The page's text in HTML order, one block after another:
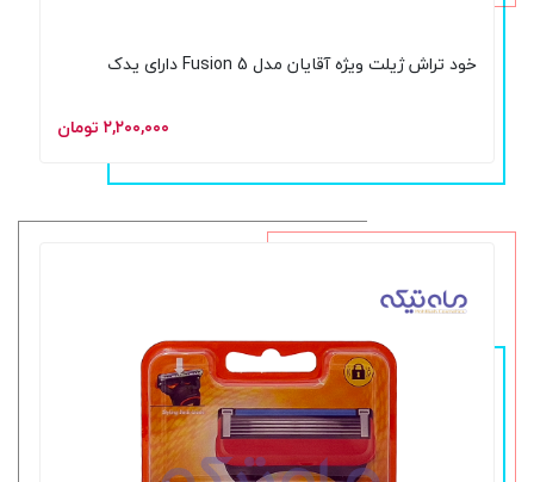
خود تراش ژیلت ویژه آقایان مدل Fusion 5 دارای یدک
۲,۲۰۰,۰۰۰ تومان